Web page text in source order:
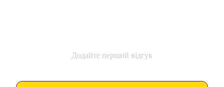
Додайте перший відгук